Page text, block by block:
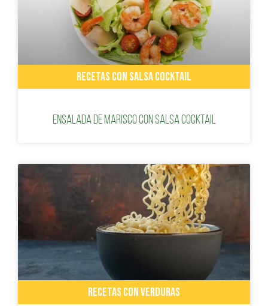
RECETAS CON SALSA COCKTAIL
Ensalada de marisco con salsa cocktail
RECETAS CON VERDURAS